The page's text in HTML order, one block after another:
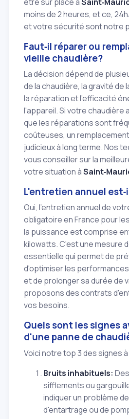
moins de 2 heures, et ce,
et votre sécurité sont notre
Faut‑il réparer ou
vieille chaudière?
La décision dépend de
de la chaudière, la gravité de
la réparation et l'efficacité
l'appareil. Si votre chaudière
que les réparations sont
coûteuses, un
judicieux à long terme. Nos
vous conseiller sur la
votre situation à
L'entretien annuel
Oui, l'entretien annuel de
obligatoire en France pour
la puissance est comprise
kilowatts. C'est une mesure
essentielle qui permet de
d'optimiser les
et de prolonger sa durée de
proposons des contrats
vos besoins.
Quels sont les signes
d'une panne de
Voici notre top 3 des signes
Bruits inhabituels:
sifflements ou
indiquer un problème
d'entartrage ou de